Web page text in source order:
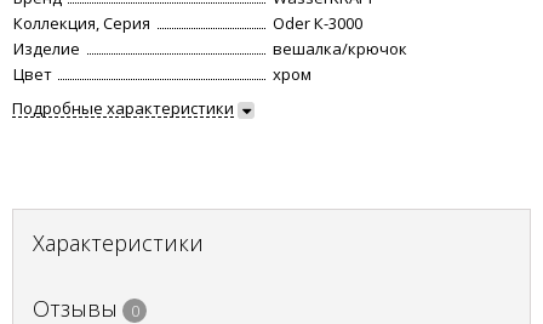
Коллекция, Серия
Oder К-3000
Изделие
вешалка/крючок
Цвет
хром
Подробные характеристики
Характеристики
Отзывы 0